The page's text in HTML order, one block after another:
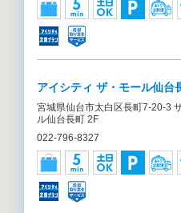
アイシティ ザ・モール仙台
宮城県仙台市太白区長町7-20-3
ル仙台長町 2F
022-796-8327